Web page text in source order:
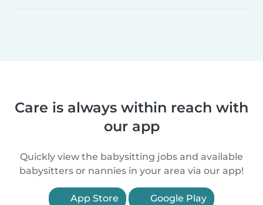
Care is always within reach with
our app
Quickly view the babysitting jobs and available
babysitters or nannies in your area via our app!
App Store Google Play